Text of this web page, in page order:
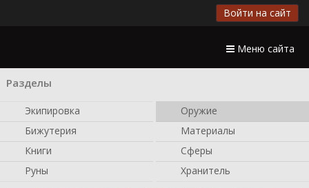
Войти на сайт
Меню сайта
Разделы
Экипировка
Оружие
Бижутерия
Материалы
Книги
Сферы
Руны
Хранитель